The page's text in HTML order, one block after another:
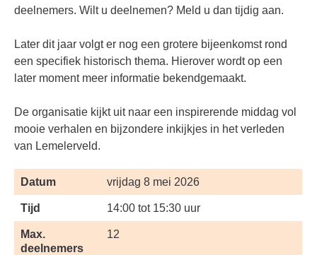
deelnemers. Wilt u deelnemen? Meld u dan tijdig aan.
Later dit jaar volgt er nog een grotere bijeenkomst rond
een specifiek historisch thema. Hierover wordt op een
later moment meer informatie bekendgemaakt.
De organisatie kijkt uit naar een inspirerende middag vol
mooie verhalen en bijzondere inkijkjes in het verleden
van Lemelerveld.
Datum vrijdag 8 mei 2026
Tijd 14:00 tot 15:30 uur
Max.
deelnemers
12